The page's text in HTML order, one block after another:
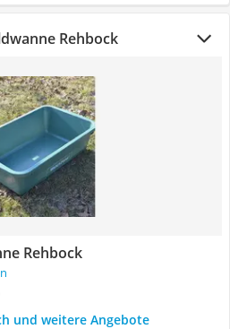
Rehbock
Rehbock
und weitere Angebote